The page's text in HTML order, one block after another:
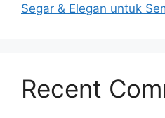
Segar & Elegan untuk
Recent